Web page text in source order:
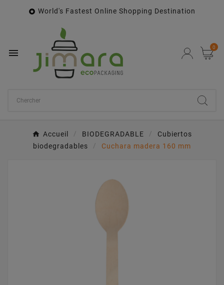
 World's Fastest Online Shopping Destination
 0
Accueil BIODEGRADABLE
Cubiertos
biodegradables
Cuchara madera 160 mm